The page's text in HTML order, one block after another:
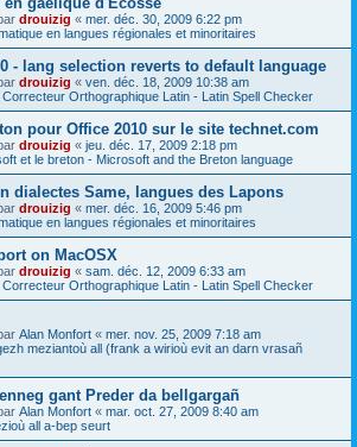
drouizig « mer. déc. 30, 2009 6:22 pm
en langues régionales et minoritaires
- lang selection reverts to default language
drouizig « ven. déc. 18, 2009 10:38 am
Orthographique Latin - Latin Spell Checker
pour Office 2010 sur le site technet.com
drouizig « jeu. déc. 17, 2009 2:18 pm
et le breton - Microsoft and the Breton language
dialectes Same, langues des Lapons
drouizig « mer. déc. 16, 2009 5:46 pm
en langues régionales et minoritaires
on MacOSX
drouizig « sam. déc. 12, 2009 6:33 am
Orthographique Latin - Latin Spell Checker
Alan Monfort « mer. nov. 25, 2009 7:18 am
meziantoù all (frank a wirioù evit an darn vrasañ
gant Preder da bellgargañ
Alan Monfort « mar. oct. 27, 2009 8:40 am
all a-bep seurt